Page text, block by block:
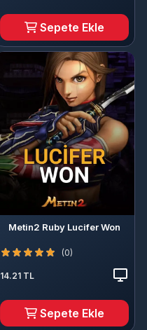
Sepete Ekle
Metin2 Ruby Lucifer Won
(0)
14.21 TL
Sepete Ekle